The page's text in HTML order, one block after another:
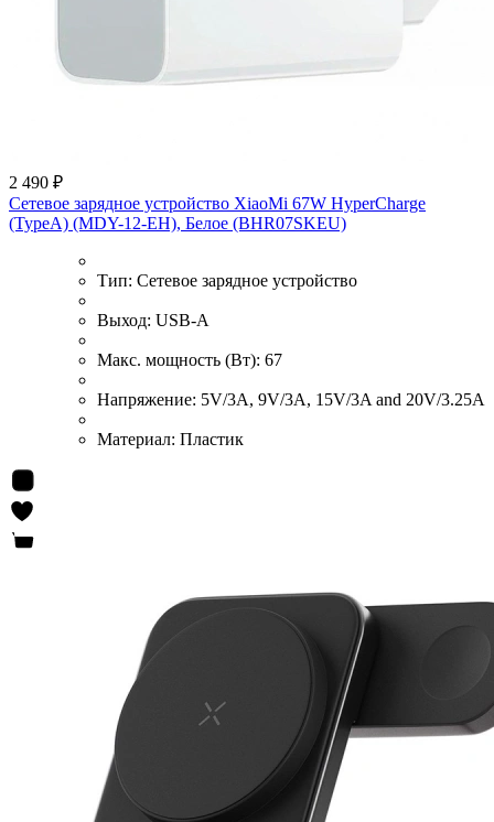
2 490 ₽
Сетевое зарядное устройство XiaoMi 67W HyperCharge
(TypeA) (MDY-12-EH), Белое (BHR07SKEU)
Тип: Сетевое зарядное устройство
Выход: USB-A
Макс. мощность (Вт): 67
Напряжение: 5V/3A, 9V/3A, 15V/3A and 20V/3.25A
Материал: Пластик